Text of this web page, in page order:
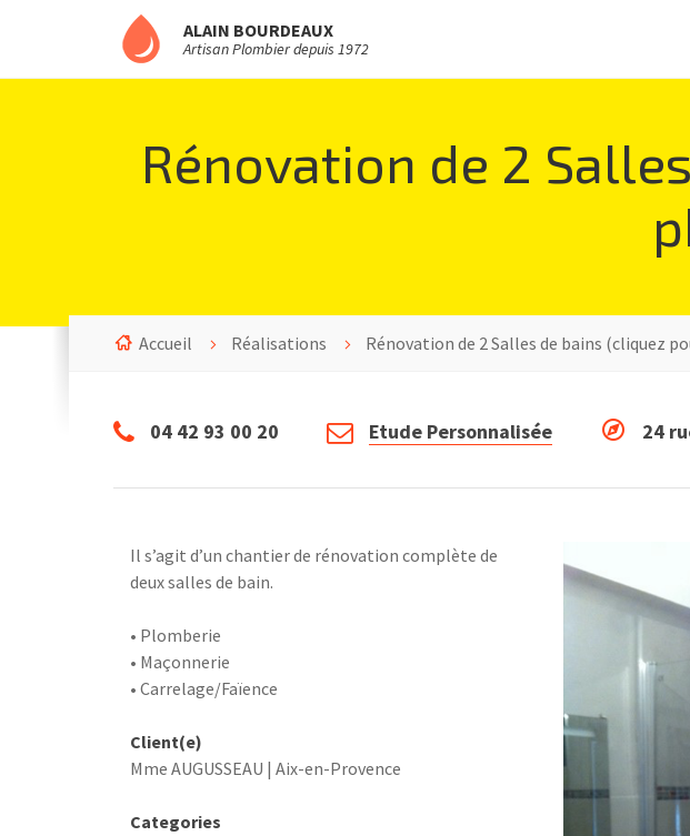
ALAIN BOURDEAUX
Artisan Plombier depuis 1972
Rénovation de 2
Accueil Réalisations Rénovation de 2 Salles de bains (cliquez
04 42 93 00 20 Etude Personnalisée 24
Il s’agit d’un chantier de rénovation complète de
deux salles de bain.
• Plomberie
• Maçonnerie
• Carrelage/Faïence
Client(e)
Mme AUGUSSEAU | Aix-en-Provence
Categories